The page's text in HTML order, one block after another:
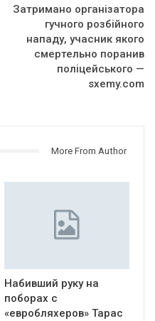
Затримано організатора
гучного розбійного
нападу, учасник якого
смертельно поранив
поліцейського —
sxemy.com
More From Author
Набивший руку на
поборах с
«евробляхеров» Тарас